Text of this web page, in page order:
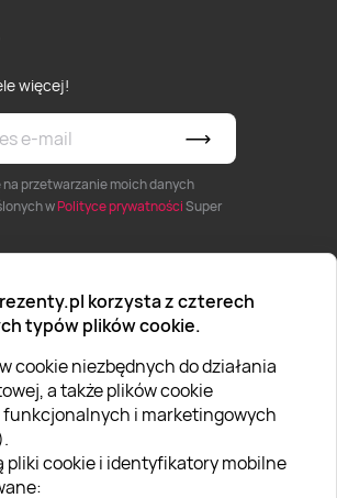
korzysta z czterech
typów plików cookie.
cookie niezbędnych do działania
a także plików cookie
i marketingowych
pliki cookie i identyfikatory mobilne
więcej!
na przetwarzanie moich danych
wPolityce prywatnościSuper